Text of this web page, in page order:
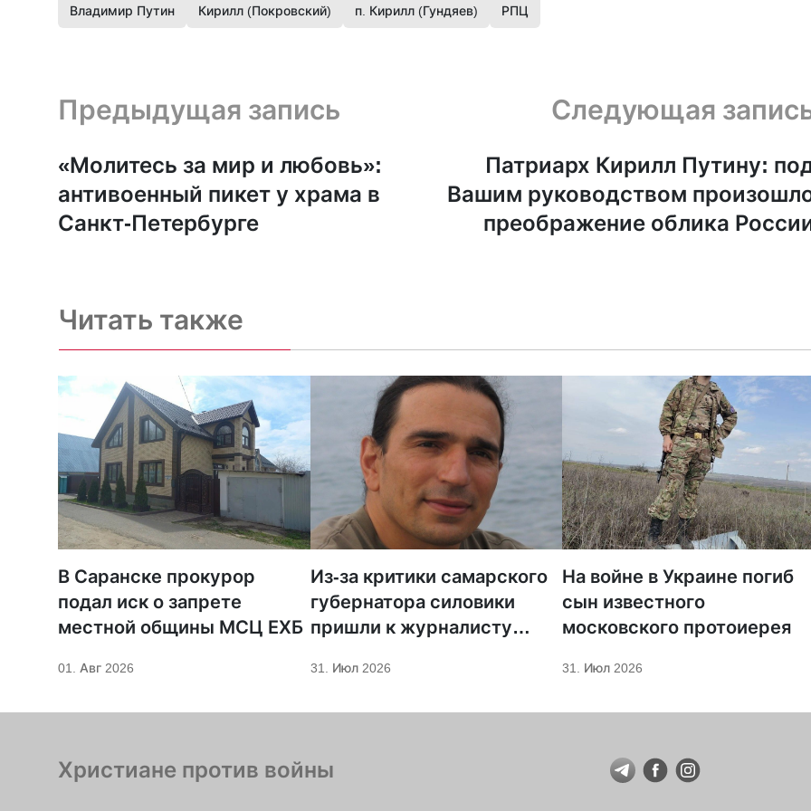
Владимир Путин Кирилл (Покровский) п. Кирилл (Гундяев) РПЦ
Предыдущая запись и следующая запись
Предыдущая запись
«Молитесь за мир и любовь»:
антивоенный пикет у храма в
Санкт-Петербурге
Следующая
Патриарх Кирилл Путину:
Вашим руководством
преображение облика
Читать также
В Саранске прокурор
подал иск о запрете
местной общины МСЦ ЕХБ
01. Авг 2026
Из-за критики самарского
губернатора силовики
пришли к журналисту
31. Июл 2026
На войне в Украине погиб
сын известного
московского протоиерея
31. Июл 2026
Христиане против войны